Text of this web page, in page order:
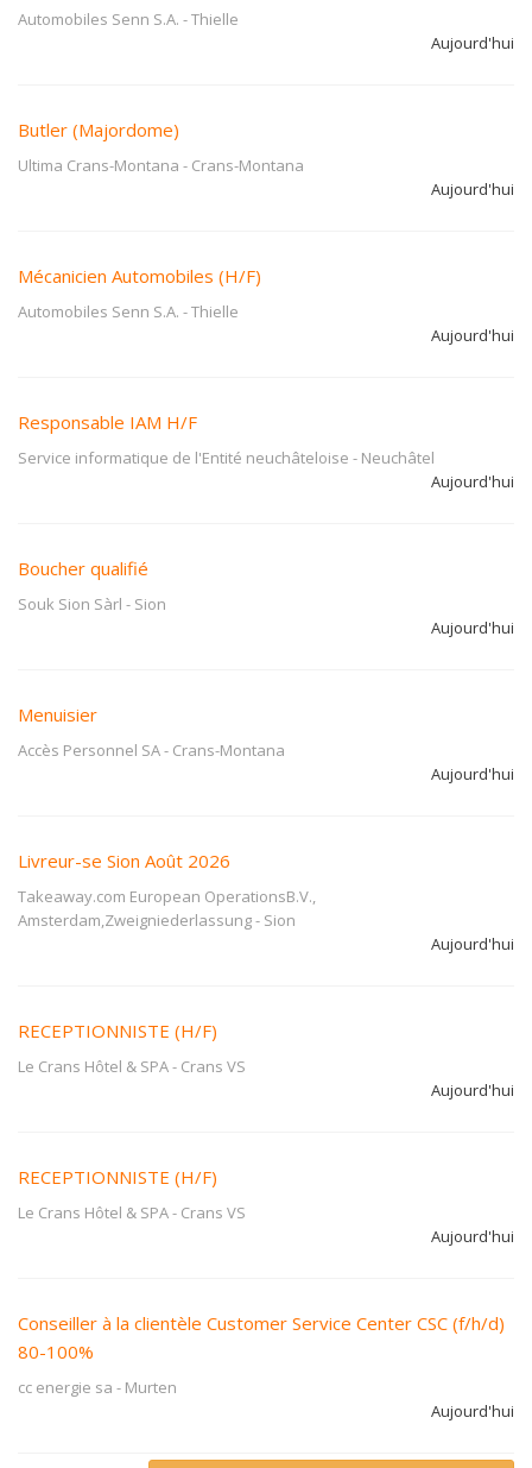
Automobiles Senn S.A. -Thielle
Aujourd'hui
Butler (Majordome)
Ultima Crans-Montana - Crans-Montana
Aujourd'hui
Mécanicien Automobiles (H/F)
Automobiles Senn S.A. -Thielle
Aujourd'hui
Responsable IAM H/F
Service informatique de l'Entité neuchâteloise - Neuchâtel
Aujourd'hui
Boucher qualifié
Souk Sion Sàrl - Sion
Aujourd'hui
Menuisier
Accès Personnel SA- Crans-Montana
Aujourd'hui
Livreur-se Sion Août 2026
Takeaway.com European OperationsB.V.,
Amsterdam,Zweigniederlassung- Sion
Aujourd'hui
RECEPTIONNISTE (H/F)
Le Crans Hôtel & SPA- Crans VS
Aujourd'hui
RECEPTIONNISTE (H/F)
Le Crans Hôtel & SPA- Crans VS
Aujourd'hui
Conseiller à la clientèle Customer Service Center CSC (f/h/d)
80-100%
cc energie sa - Murten
Aujourd'hui